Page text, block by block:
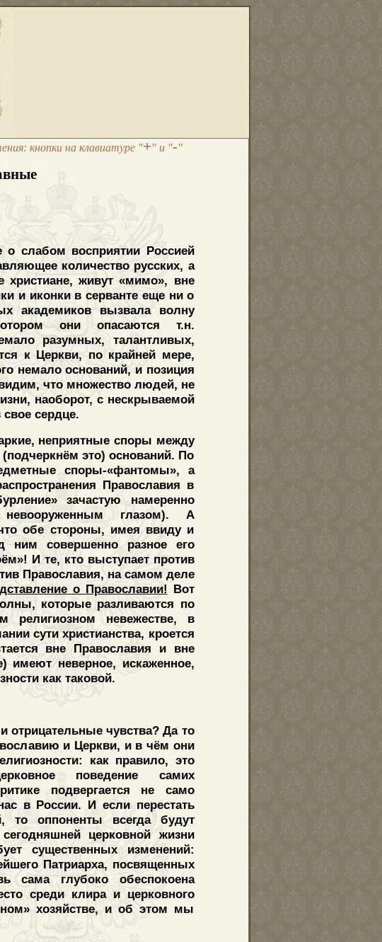
кнопки на клавиатуре "+" и "-"
о слабом восприятии Россией
количество русских, а
христиане, живут «мимо», вне
и иконки в серванте еще ни о
академиков вызвала волну
они опасаются т.н.
разумных, талантливых,
к Церкви, по крайней мере,
немало оснований, и позиция
что множество людей, не
наоборот, с нескрываемой
сердце.
неприятные споры между
это) оснований. По
споры-«фантомы», а
Православия в
зачастую намеренно
глазом). А
обе стороны, имея ввиду и
ним совершенно разное его
И те, кто выступает против
Православия, на самом деле
о Православии! Вот
которые разливаются по
невежестве, в
сути христианства, кроется
вне Православия и вне
имеют неверное, искаженное,
как таковой.
отрицательные чувства? Да то
и Церкви, и в чём они
как правило, это
поведение самих
подвергается не само
в России. И если перестать
то оппоненты всегда будут
церковной жизни
существенных изменений:
Патриарха, посвященных
сама глубоко обеспокоена
среди клира и церковного
хозяйстве, и об этом мы